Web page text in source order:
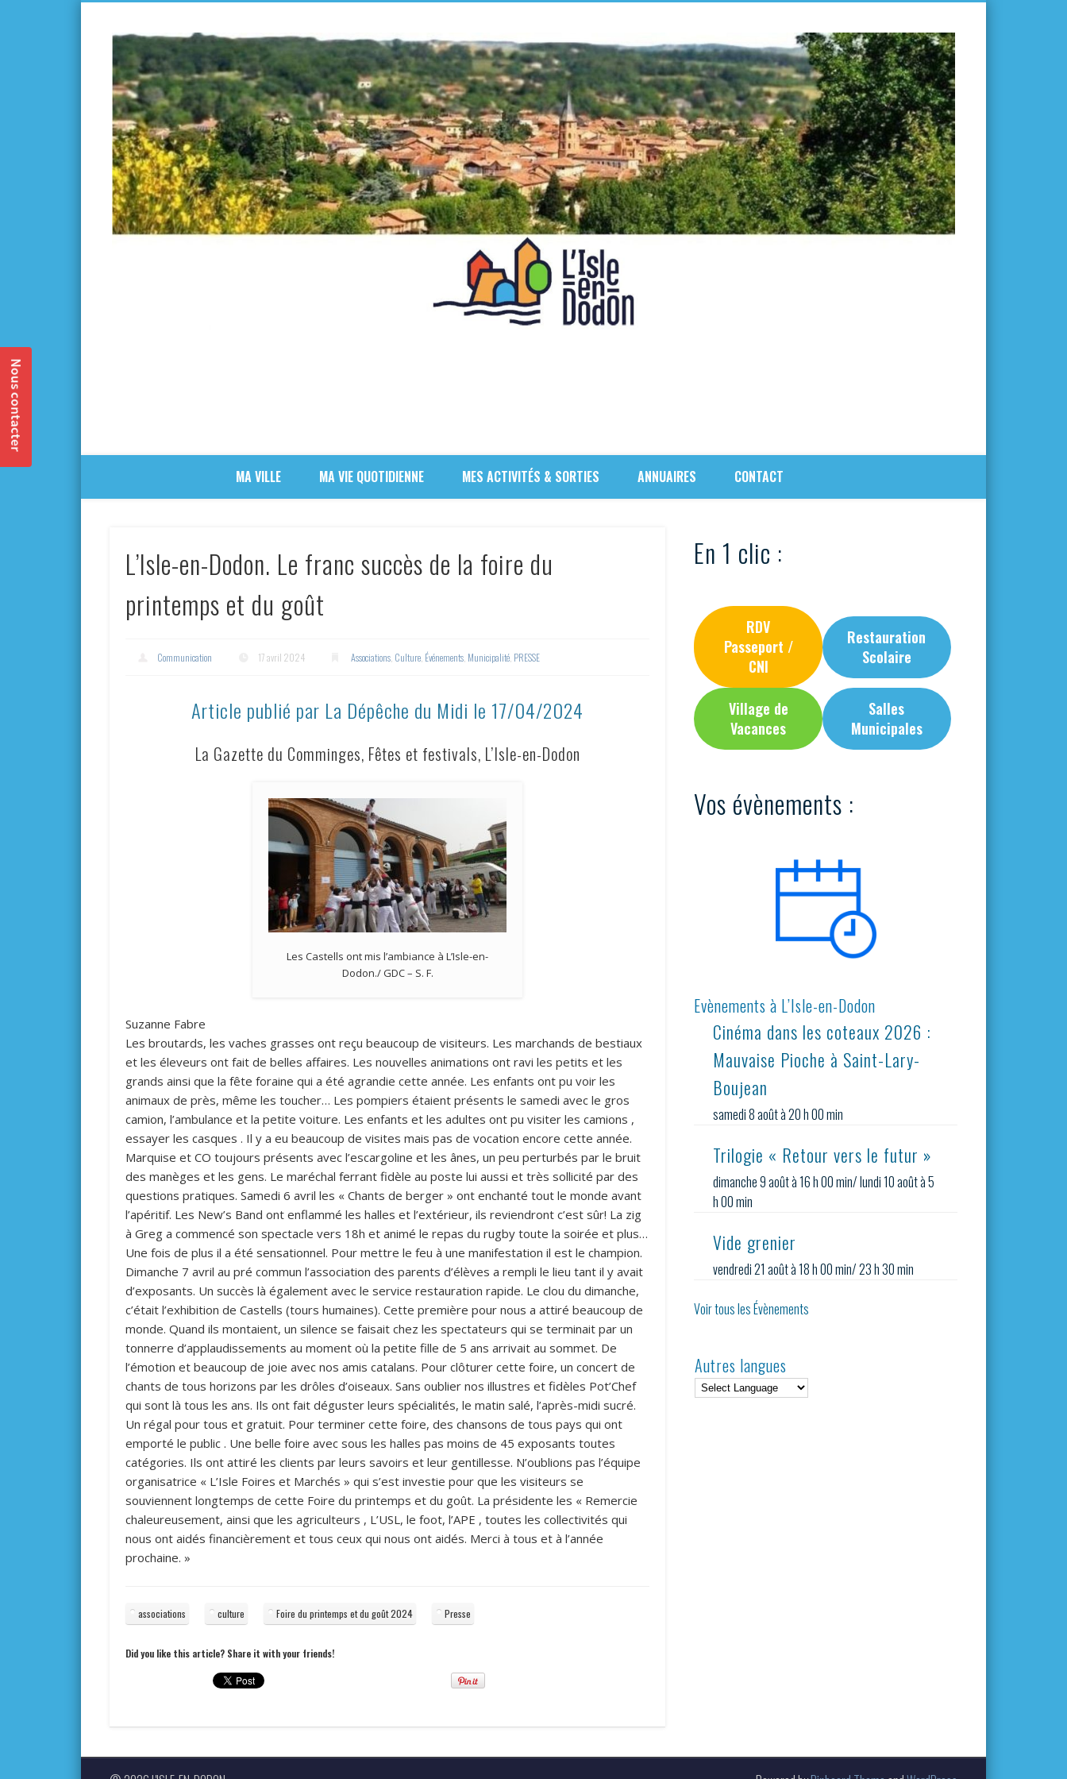
MA VILLE MA VIE QUOTIDIENNE MES ACTIVITÉS & SORTIES ANNUAIRES CONTACT
L’Isle-en-Dodon. Le franc succès de la foire du
printemps et du goût
Communication 17 avril 2024 Associations Culture Événements Municipalité PRESSE
Article publié par La Dépêche du Midi le 17/04/2024
La Gazette du Comminges, Fêtes et festivals, L’Isle-en-Dodon
Les Castells ont mis l’ambiance à L’Isle-en-
Dodon./ GDC – S. F.
Suzanne Fabre
Les broutards, les vaches grasses ont reçu beaucoup de visiteurs. Les marchands de bestiaux
et les éleveurs ont fait de belles affaires. Les nouvelles animations ont ravi les petits et les
grands ainsi que la fête foraine qui a été agrandie cette année. Les enfants ont pu voir les
animaux de près, même les toucher… Les pompiers étaient présents le samedi avec le gros
camion, l’ambulance et la petite voiture. Les enfants et les adultes ont pu visiter les camions ,
essayer les casques . Il y a eu beaucoup de visites mais pas de vocation encore cette année.
Marquise et CO toujours présents avec l’escargoline et les ânes, un peu perturbés par le bruit
des manèges et les gens. Le maréchal ferrant fidèle au poste lui aussi et très sollicité par des
questions pratiques. Samedi 6 avril les « Chants de berger » ont enchanté tout le monde avant
l’apéritif. Les New’s Band ont enflammé les halles et l’extérieur, ils reviendront c’est sûr! La zig
à Greg a commencé son spectacle vers 18h et animé le repas du rugby toute la soirée et plus…
Une fois de plus il a été sensationnel. Pour mettre le feu à une manifestation il est le champion.
Dimanche 7 avril au pré commun l’association des parents d’élèves a rempli le lieu tant il y avait
d’exposants. Un succès là également avec le service restauration rapide. Le clou du dimanche,
c’était l’exhibition de Castells (tours humaines). Cette première pour nous a attiré beaucoup de
monde. Quand ils montaient, un silence se faisait chez les spectateurs qui se terminait par un
tonnerre d’applaudissements au moment où la petite fille de 5 ans arrivait au sommet. De
l’émotion et beaucoup de joie avec nos amis catalans. Pour clôturer cette foire, un concert de
chants de tous horizons par les drôles d’oiseaux. Sans oublier nos illustres et fidèles Pot’Chef
qui sont là tous les ans. Ils ont fait déguster leurs spécialités, le matin salé, l’après-midi sucré.
Un régal pour tous et gratuit. Pour terminer cette foire, des chansons de tous pays qui ont
emporté le public . Une belle foire avec sous les halles pas moins de 45 exposants toutes
catégories. Ils ont attiré les clients par leurs savoirs et leur gentillesse. N’oublions pas l’équipe
organisatrice « L’Isle Foires et Marchés » qui s’est investie pour que les visiteurs se
souviennent longtemps de cette Foire du printemps et du goût. La présidente les « Remercie
chaleureusement, ainsi que les agriculteurs , L’USL, le foot, l’APE , toutes les collectivités qui
nous ont aidés financièrement et tous ceux qui nous ont aidés. Merci à tous et à l’année
prochaine. »
associations culture Foire du printemps et du goût 2024 Presse
Did you like this article? Share it with your friends!
En 1 clic :
RDV
Passeport /
CNI
Restauration
Scolaire
Village de
Vacances
Salles
Municipales
Vos évènements :
Evènements à L’Isle-en-Dodon
Cinéma dans les coteaux 2026 :
Mauvaise Pioche à Saint-Lary-
Boujean
samedi 8 août à 20 h 00 min
Trilogie « Retour vers le futur »
dimanche 9 août à 16 h 00 min/lundi 10 août à 5
h 00 min
Vide grenier
vendredi 21 août à 18 h 00 min/23 h 30 min
Voir tous les Évènements
Autres langues